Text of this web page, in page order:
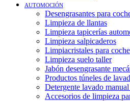
AUTOMOCIÓN
Desengrasantes para
Limpieza de llantas
Limpieza tapicerías
Limpieza salpicaderos
Limpiacristales para coche
Limpieza suelo taller
Jabón desengrasante
Productos túneles de
Detergente lavado
Accesorios de limpieza